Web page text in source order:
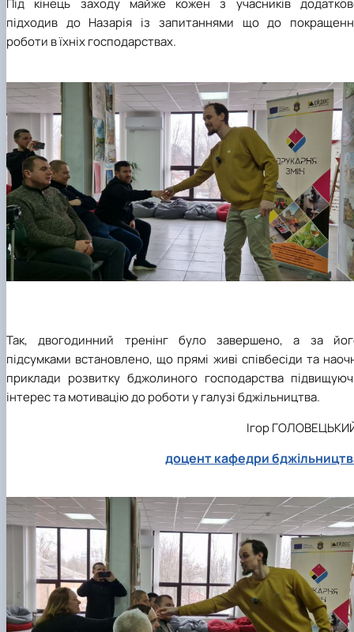
Під кінець заходу майже кожен з учасників
підходив до Назарія із запитаннями що до
роботи в їхніх господарствах.
Так, двогодинний тренінг було завершено, а за
підсумками встановлено, що прямі живі співбесіди та
приклади розвитку бджолиного господарства
інтерес та мотивацію до роботи у галузі бджільництва.
Ігор
доцент кафедри